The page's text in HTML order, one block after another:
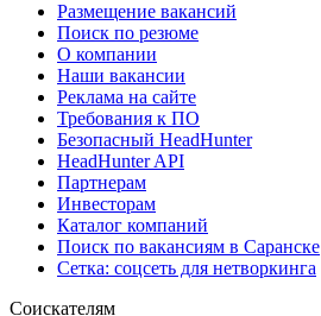
Размещение вакансий
Поиск по резюме
О компании
Наши вакансии
Реклама на сайте
Требования к ПО
Безопасный HeadHunter
HeadHunter API
Партнерам
Инвесторам
Каталог компаний
Поиск по вакансиям в Саранске
Сетка: соцсеть для нетворкинга
Соискателям